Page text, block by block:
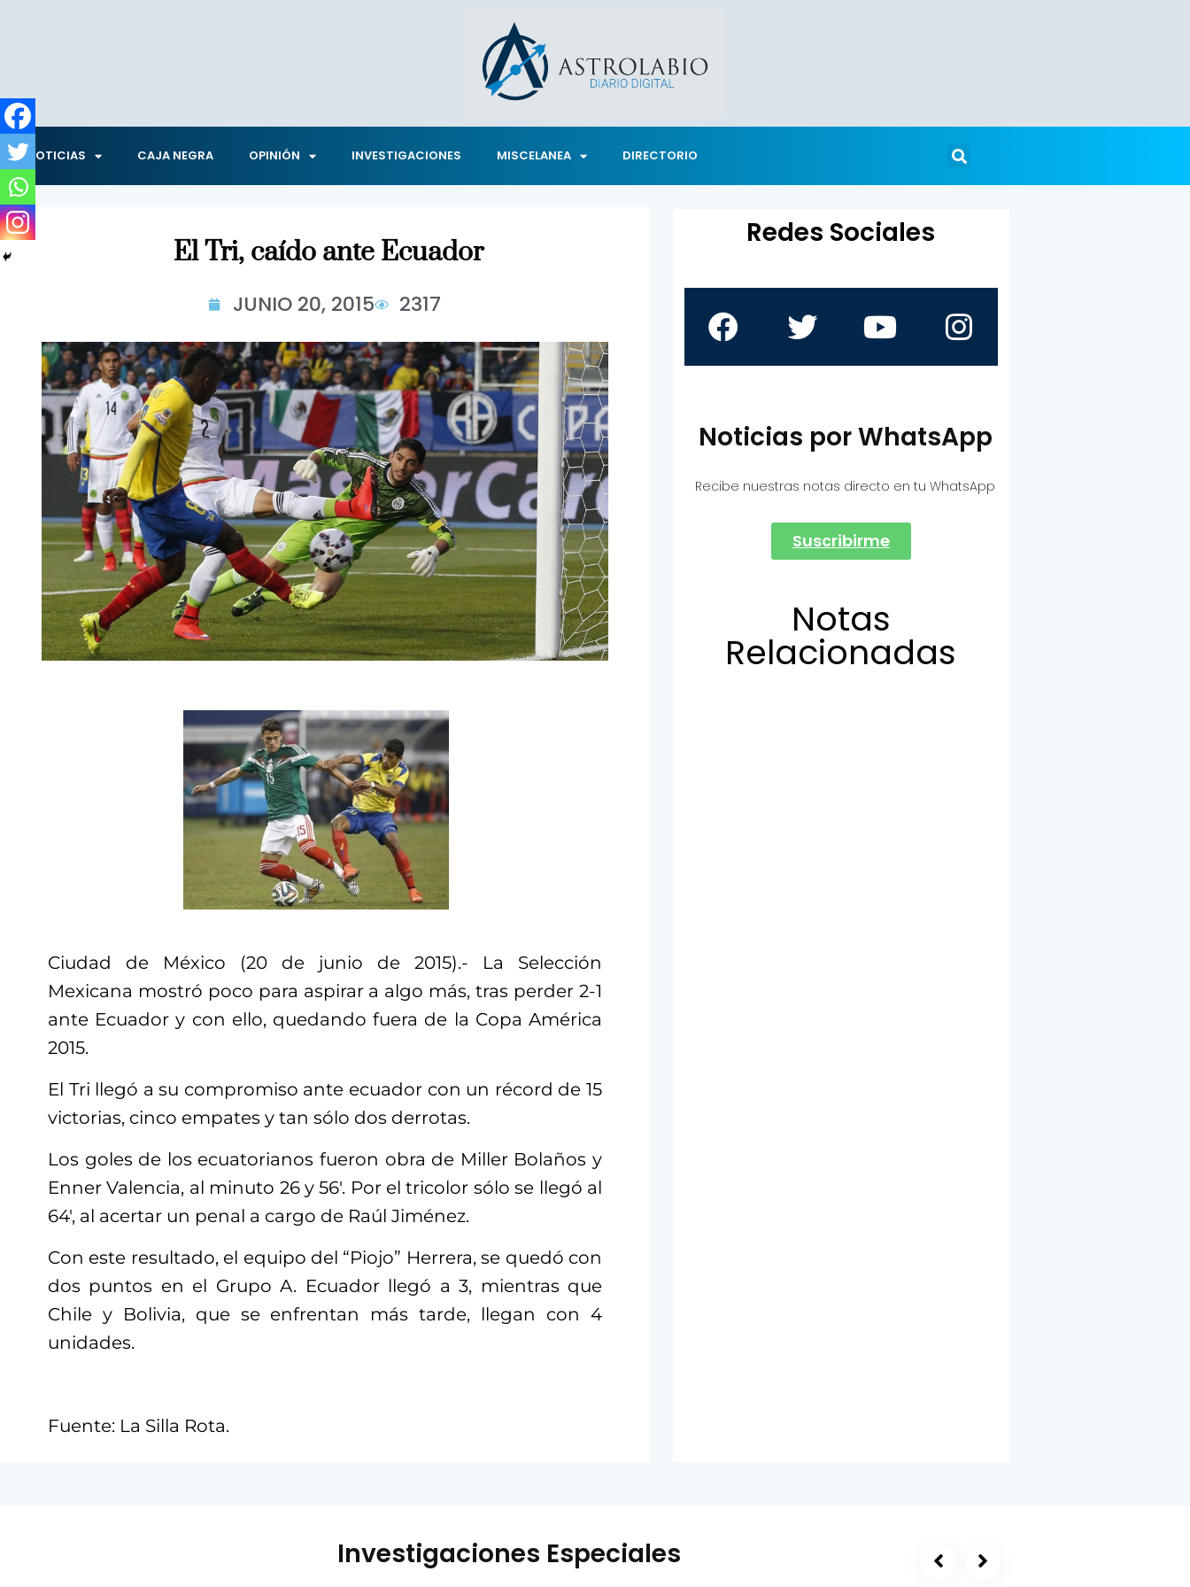
NOTICIAS CAJA NEGRA OPINIÓN INVESTIGACIONES MISCELANEA DIRECTORIO
El Tri, caído ante Ecuador
JUNIO 20, 2015 2317
Ciudad de México (20 de junio de 2015).- La Selección
Mexicana mostró poco para aspirar a algo más, tras perder 2-1
ante Ecuador y con ello, quedando fuera de la Copa América
2015.
El Tri llegó a su compromiso ante ecuador con un récord de 15
victorias, cinco empates y tan sólo dos derrotas.
Los goles de los ecuatorianos fueron obra de Miller Bolaños y
Enner Valencia, al minuto 26 y 56′. Por el tricolor sólo se llegó al
64′, al acertar un penal a cargo de Raúl Jiménez.
Con este resultado, el equipo del “Piojo” Herrera, se quedó con
dos puntos en el Grupo A. Ecuador llegó a 3, mientras que
Chile y Bolivia, que se enfrentan más tarde, llegan con 4
unidades.
Fuente: La Silla Rota.
Redes Sociales
Noticias por WhatsApp
Recibe nuestras notas directo en tu WhatsApp
Suscribirme
Notas
Relacionadas
Investigaciones Especiales